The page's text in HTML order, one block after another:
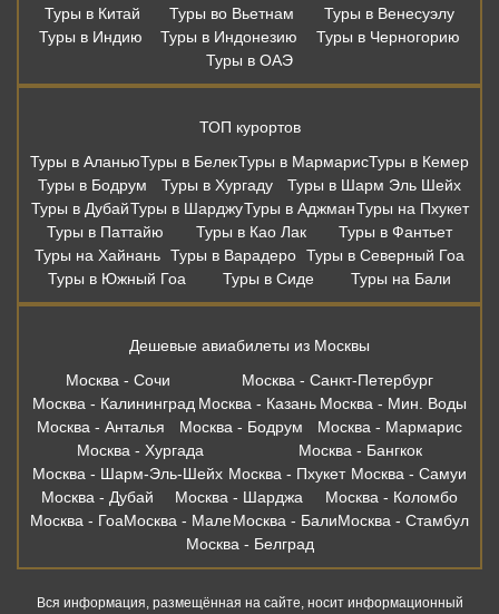
Туры в Китай
Туры во Вьетнам
Туры в Венесуэлу
Туры в Индию
Туры в Индонезию
Туры в Черногорию
Туры в ОАЭ
ТОП курортов
Туры в АланьюТуры в БелекТуры в МармарисТуры в Кемер
Туры в Бодрум
Туры в Хургаду
Туры в Шарм Эль Шейх
Туры в ДубайТуры в ШарджуТуры в АджманТуры на Пхукет
Туры в Паттайю
Туры в Као Лак
Туры в Фантьет
Туры на Хайнань Туры в Варадеро Туры в Северный Гоа
Туры в Южный Гоа
Туры в Сиде Туры на Бали
Дешевые авиабилеты из Москвы
Москва - Сочи
Москва - Санкт-Петербург
Москва - Калининград Москва - Казань Москва - Мин. Воды
Москва - Анталья
Москва - Бодрум
Москва - Мармарис
Москва - Хургада
Москва - Бангкок
Москва - Шарм-Эль-Шейх Москва - Пхукет Москва - Самуи
Москва - Дубай
Москва - Шарджа
Москва - Коломбо
Москва - ГоаМосква - МалеМосква - БалиМосква - Стамбул
Москва - Белград
Вся информация, размещённая на сайте, носит информационный